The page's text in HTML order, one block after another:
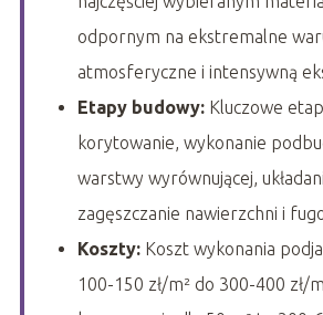
odpornym na ekstremalne
atmosferyczne i intensywną
Etapy budowy:Kluczowe
korytowanie, wykonanie
warstwy wyrównującej,
zagęszczanie nawierzchni i
Koszty:Koszt wykonania
100-150 zł/m² do 300-400 zł/